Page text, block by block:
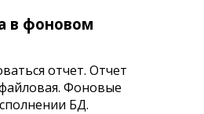
в фоновом
отчет. Отчет
Фоновые
БД.